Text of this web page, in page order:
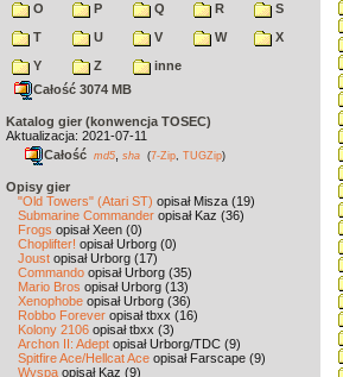
O
P Q R
S
T
U V W
X
Y
Z
inne
Całość 3074 MB
Katalog gier (konwencja TOSEC)
Aktualizacja: 2021-07-11
Całość md5 sha (7-Zip TUGZip)
Opisy gier
"Old Towers" (Atari ST) opisał Misza (19)
Submarine Commander opisał Kaz (36)
Frogs opisał Xeen (0)
Choplifter! opisał Urborg (0)
Joust opisał Urborg (17)
Commando opisał Urborg (35)
Mario Bros opisał Urborg (13)
Xenophobe opisał Urborg (36)
Robbo Forever opisał tbxx (16)
Kolony 2106 opisał tbxx (3)
Archon II: Adept opisał Urborg/TDC (9)
Spitfire Ace/Hellcat Ace opisał Farscape (9)
Wyspa opisał Kaz (9)